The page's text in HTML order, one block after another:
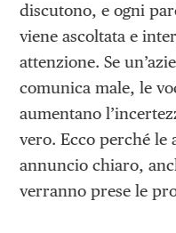
discutono, e ogni
viene ascoltata e
attenzione. Se
comunica male, le
aumentano
vero. Ecco perché le
annuncio chiaro,
verranno prese le